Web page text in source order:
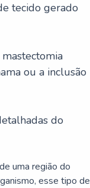
tecido gerado
ou a inclusão
do
uma região do
esse tipo de